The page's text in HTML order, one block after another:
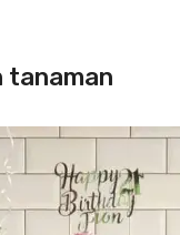
tanaman